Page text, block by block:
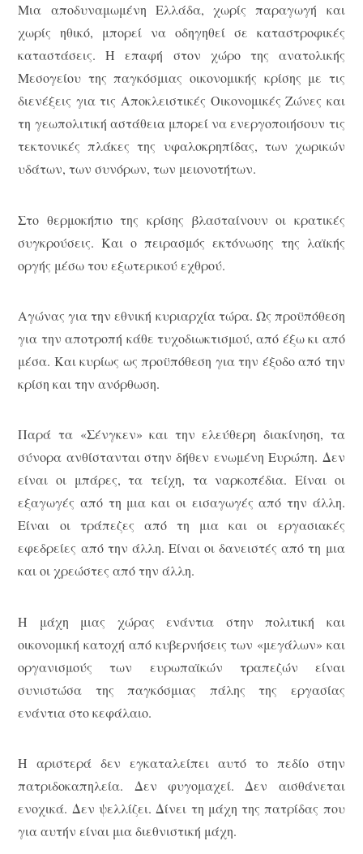
Μια αποδυναμωμένη Ελλάδα, χωρίς παραγωγή και
χωρίς ηθικό, μπορεί να οδηγηθεί σε καταστροφικές
καταστάσεις. Η επαφή στον χώρο της ανατολικής
Μεσογείου της παγκόσμιας οικονομικής κρίσης με τις
διενέξεις για τις Αποκλειστικές Οικονομικές Ζώνες και
τη γεωπολιτική αστάθεια μπορεί να ενεργοποιήσουν τις
τεκτονικές πλάκες της υφαλοκρηπίδας, των χωρικών
υδάτων, των συνόρων, των μειονοτήτων.
Στο θερμοκήπιο της κρίσης βλασταίνουν οι κρατικές
συγκρούσεις. Και ο πειρασμός εκτόνωσης της λαϊκής
οργής μέσω του εξωτερικού εχθρού.
Αγώνας για την εθνική κυριαρχία τώρα. Ως προϋπόθεση
για την αποτροπή κάθε τυχοδιωκτισμού, από έξω κι από
μέσα. Και κυρίως ως προϋπόθεση για την έξοδο από την
κρίση και την ανόρθωση.
Παρά τα «Σένγκεν» και την ελεύθερη διακίνηση, τα
σύνορα ανθίστανται στην δήθεν ενωμένη Ευρώπη. Δεν
είναι οι μπάρες, τα τείχη, τα ναρκοπέδια. Είναι οι
εξαγωγές από τη μια και οι εισαγωγές από την άλλη.
Είναι οι τράπεζες από τη μια και οι εργασιακές
εφεδρείες από την άλλη. Είναι οι δανειστές από τη μια
και οι χρεώστες από την άλλη.
Η μάχη μιας χώρας ενάντια στην πολιτική και
οικονομική κατοχή από κυβερνήσεις των «μεγάλων» και
οργανισμούς των ευρωπαϊκών τραπεζών είναι
συνιστώσα της παγκόσμιας πάλης της εργασίας
ενάντια στο κεφάλαιο.
Η αριστερά δεν εγκαταλείπει αυτό το πεδίο στην
πατριδοκαπηλεία. Δεν φυγομαχεί. Δεν αισθάνεται
ενοχικά. Δεν ψελλίζει. Δίνει τη μάχη της πατρίδας που
για αυτήν είναι μια διεθνιστική μάχη.